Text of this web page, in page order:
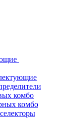
комбо
комбо